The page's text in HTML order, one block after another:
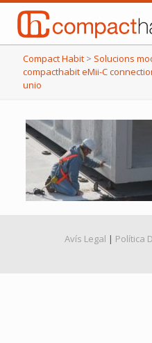
Compact Habit > Solucions
compacthabit eMii-C
unio
Avís Legal | Política